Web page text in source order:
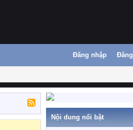
Đăng nhập
Nội dung nổi bật